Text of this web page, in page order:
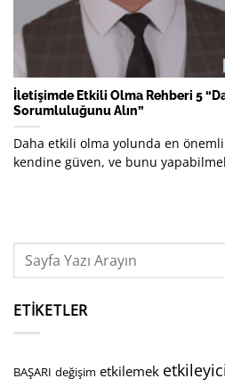
İletişimde Etkili Olma Rehberi 5
Sorumluluğunu Alın”
Daha etkili olma yolunda en
kendine güven, ve bunu
ETIKETLER
BAŞARI değişim etkilemek